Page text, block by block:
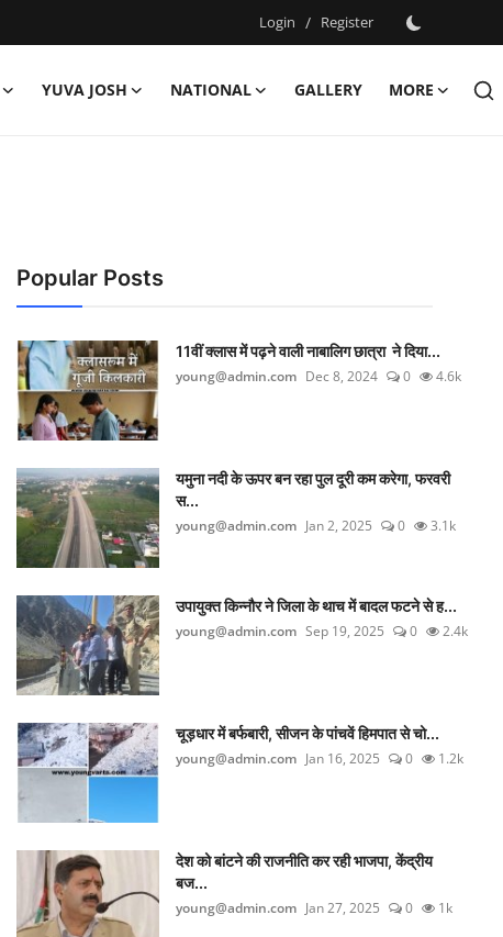
Login / Register
YUVA JOSH NATIONAL GALLERY
MORE
Popular Posts
11वीं क्लास में पढ़ने वाली नाबालिग छात्रा ने दिया...
young@admin.com Dec 8, 2024 0 4.6k
यमुना नदी के ऊपर बन रहा पुल दूरी कम करेगा, फरवरी
स...
young@admin.com Jan 2, 2025 0 3.1k
उपायुक्त किन्नौर ने जिला के थाच में बादल फटने से ह...
young@admin.com Sep 19, 2025 0 2.4k
चूड़धार में बर्फबारी, सीजन के पांचवें हिमपात से चो...
young@admin.com Jan 16, 2025 0 1.2k
देश को बांटने की राजनीति कर रही भाजपा, केंद्रीय
बज...
young@admin.com Jan 27, 2025 0 1k